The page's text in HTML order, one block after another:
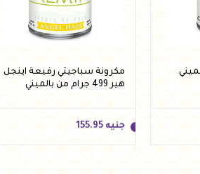
مكرونة سباجيتي رفيعة اينجل
هير 499 جرام من بالميني
جنيه 155.95